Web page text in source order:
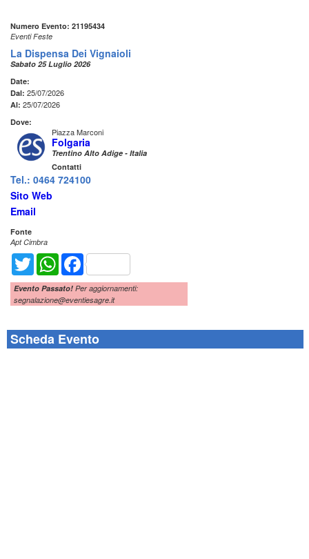
Numero Evento: 21195434
Eventi Feste
La Dispensa Dei Vignaioli
Sabato 25 Luglio 2026
Date:
Dal: 25/07/2026
Al: 25/07/2026
Dove:
Piazza Marconi
Folgaria
Trentino Alto Adige - Italia
Contatti
Tel.: 0464 724100
Sito Web
Email
Fonte
Apt Cimbra
Twitter WhatsAppFacebook
Evento Passato! Per aggiornamenti:
segnalazione@eventiesagre.it
Scheda Evento